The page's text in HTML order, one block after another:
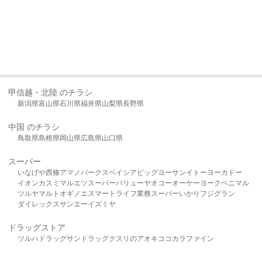
甲信越・北陸 のチラシ
新潟県富山県石川県福井県山梨県長野県
中国 のチラシ
鳥取県島根県岡山県広島県山口県
スーパー
いなげや西條アマノパークスベイシア ビッグヨーサンイトーヨーカドー
イオンカスミ マルエツスーパーバリューヤオコーオーケー ヨークベニマル
ツルヤマルト オギノ エスマート ライフ業務スーパーいかり フジグラン
ダイレックスサンエーイズミヤ
ドラッグストア
ツルハドラッグサンドラッグクスリのアオキ ココカラファイン